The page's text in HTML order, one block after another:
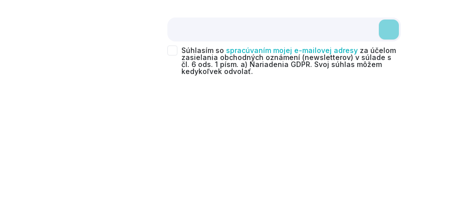
Súhlasím so spracúvaním mojej e-mailovej adresy za účelom
zasielania obchodných oznámení (newsletterov) v súlade s
čl. 6 ods. 1 písm. a) Nariadenia GDPR. Svoj súhlas môžem
kedykoľvek odvolať.